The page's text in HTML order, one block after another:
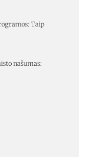
Taip
našumas: